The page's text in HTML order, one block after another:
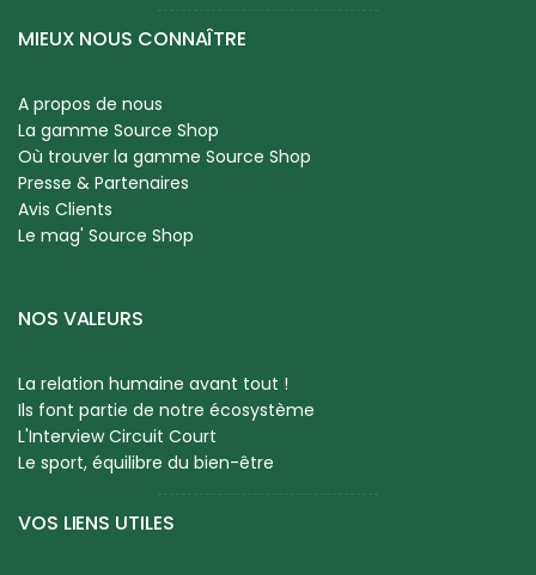
MIEUX NOUS CONNAÎTRE
A propos de nous
La gamme Source Shop
Où trouver la gamme Source Shop
Presse & Partenaires
Avis Clients
Le mag' Source Shop
NOS VALEURS
La relation humaine avant tout !
Ils font partie de notre écosystème
L'Interview Circuit Court
Le sport, équilibre du bien-être
VOS LIENS UTILES